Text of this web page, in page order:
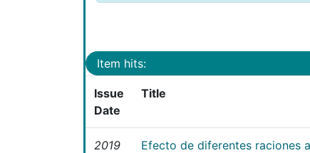
Item hits:
Issue
Date
Title
2019
Efecto de diferentes raciones